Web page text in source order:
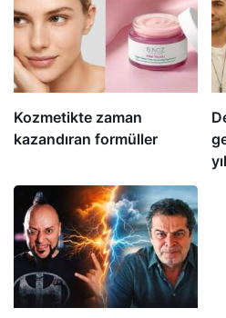
Kozmetikte zaman
kazandıran formüller